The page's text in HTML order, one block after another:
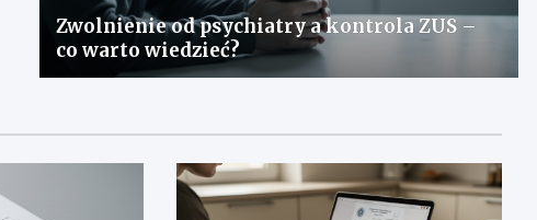
Zwolnienie od psychiatry a kontrola ZUS –
co warto wiedzieć?